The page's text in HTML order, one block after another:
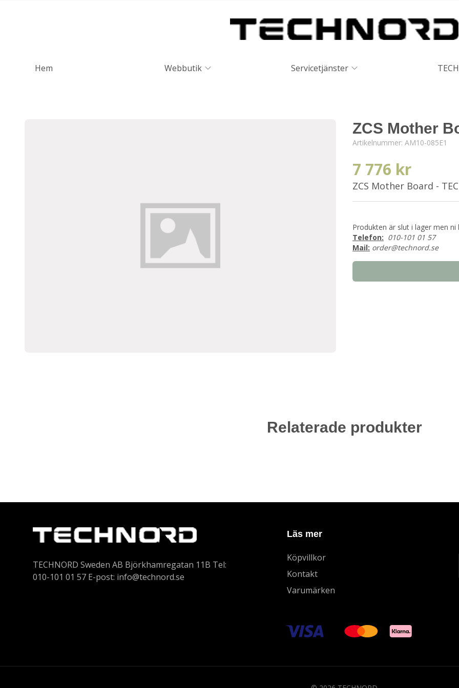
Hem Webbutik Servicetjänster
ZCS Mother
Artikelnummer: AM10-085E1
7 776 kr
ZCS Mother Board -
Produkten är slut i lager men
Telefon: 010-101 01 57
Mail: order@technord.se
Relaterade produkter
TECHNORD Sweden AB Björkhamregatan 11B Tel:
010-101 01 57 E-post: info@technord.se
Läs mer
Köpvillkor
Kontakt
Varumärken